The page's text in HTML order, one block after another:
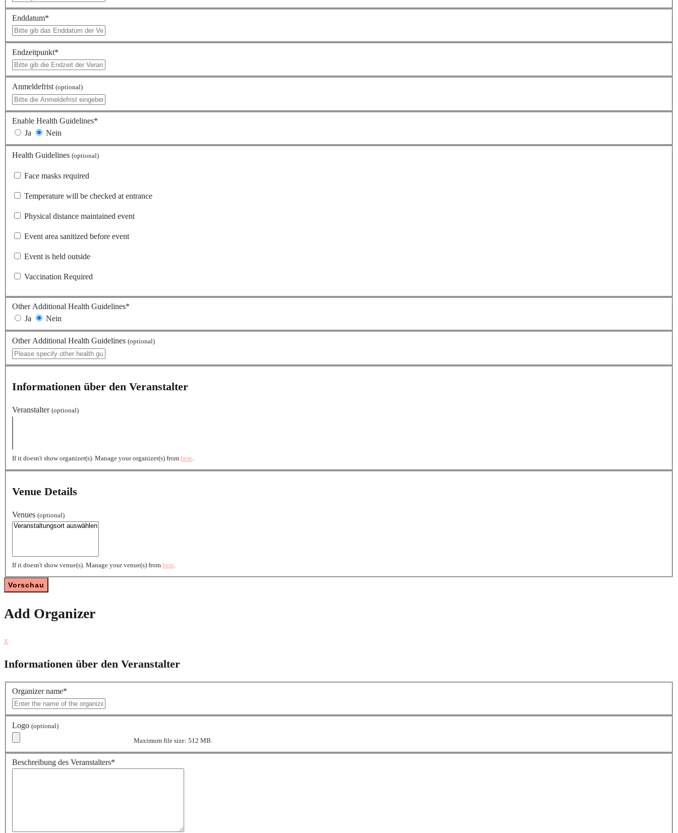
Enddatum*
Endzeitpunkt*
Anmeldefrist (optional)
Enable Health Guidelines*
Ja
Nein
Health Guidelines (optional)
Face masks required
Temperature will be checked at entrance
Physical distance maintained event
Event area sanitized before event
Event is held outside
Vaccination Required
Other Additional Health Guidelines*
Ja
Nein
Other Additional Health Guidelines (optional)
Informationen über den Veranstalter
Veranstalter (optional)
If it doesn't show organizer(s). Manage your organizer(s) from here
Venue Details
Venues (optional)
If it doesn't show venue(s). Manage your venue(s) from here.
Add Organizer
x
Informationen über den Veranstalter
Organizer name*
Logo (optional)
Maximum file size: 512 MB.
Beschreibung des Veranstalters*